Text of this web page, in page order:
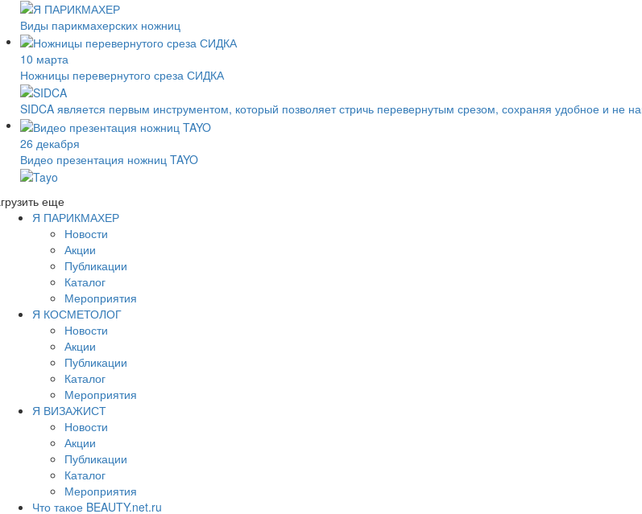
Виды парикмахерских ножниц
10 марта
Ножницы перевернутого среза СИДКА
SIDCA является первым инструментом, который позволяет стричь перевернутым срезом, сохраняя удобное и не
26 декабря
Видео презентация ножниц TAYO
еще
Я ПАРИКМАХЕР
Новости
Акции
Публикации
Каталог
Мероприятия
Я КОСМЕТОЛОГ
Новости
Акции
Публикации
Каталог
Мероприятия
Я ВИЗАЖИСТ
Новости
Акции
Публикации
Каталог
Мероприятия
Что такое BEAUTY.net.ru